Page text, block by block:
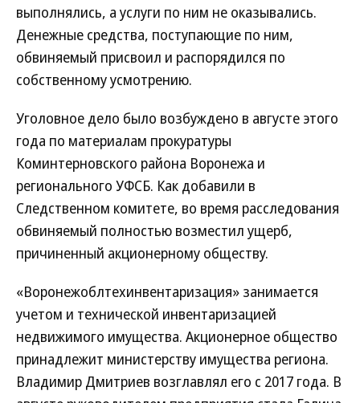
выполнялись, а услуги по ним не оказывались.
Денежные средства, поступающие по ним,
обвиняемый присвоил и распорядился по
собственному усмотрению.
Уголовное дело было возбуждено в августе этого
года по материалам прокуратуры
Коминтерновского района Воронежа и
регионального УФСБ. Как добавили в
Следственном комитете, во время расследования
обвиняемый полностью возместил ущерб,
причиненный акционерному обществу.
«Воронежоблтехинвентаризация» занимается
учетом и технической инвентаризацией
недвижимого имущества. Акционерное общество
принадлежит министерству имущества региона.
Владимир Дмитриев возглавлял его с 2017 года. В